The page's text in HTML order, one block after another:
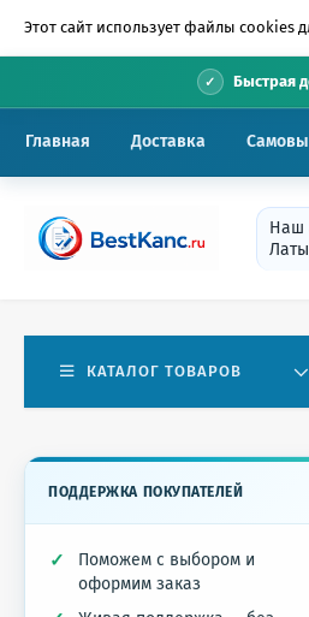
Этот сайт использует файлы cookies
Быстрая
Главная Доставка
Наш
КАТАЛОГ ТОВАРОВ
ПОДДЕРЖКА ПОКУПАТЕЛЕЙ
Поможем с выбором и
оформим заказ